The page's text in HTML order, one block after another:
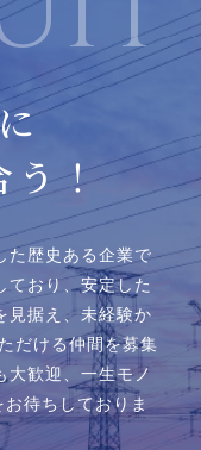
う！
た歴史ある企業で
ており、安定した
据え、未経験か
だける仲間を募集
大歓迎、一生モノ
待ちしておりま